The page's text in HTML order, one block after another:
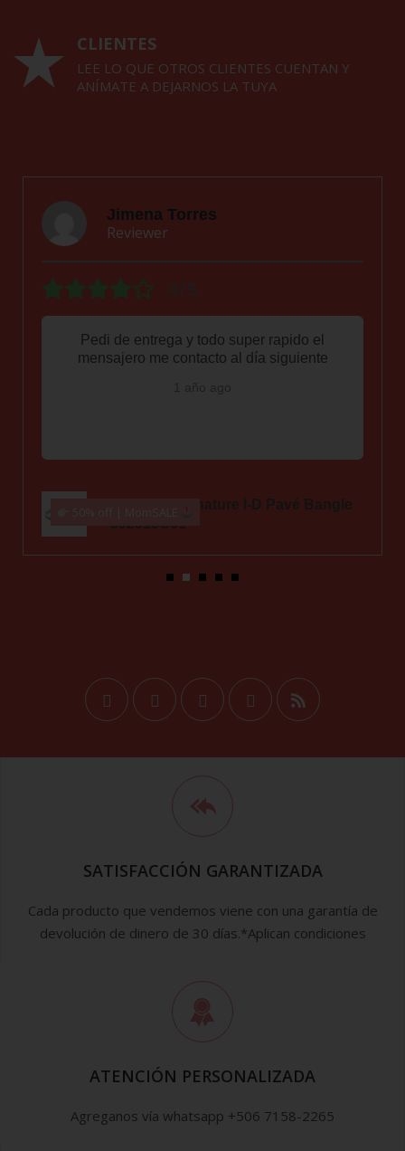
CLIENTES
LEE LO QUE OTROS CLIENTES CUENTAN Y
ANÍMATE A DEJARNOS LA TUYA
Jimena Torres
Reviewer
Pedi de entrega y todo super rapido el
mensajero me contacto al día siguiente
Pandora Signature I-D Pavé Bangle
592313C01
SATISFACCIÓN GARANTIZADA
Cada producto que vendemos viene con una garantía de
devolución de dinero de 30 días.*Aplican condiciones
ATENCIÓN PERSONALIZADA
Agreganos vía whatsapp +506 7158-2265